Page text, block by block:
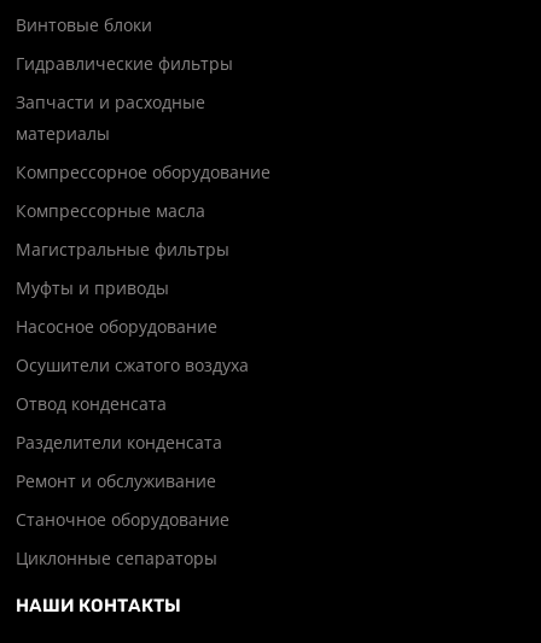
Винтовые блоки
Гидравлические фильтры
Запчасти и расходные
материалы
Компрессорное оборудование
Компрессорные масла
Магистральные фильтры
Муфты и приводы
Насосное оборудование
Осушители сжатого воздуха
Отвод конденсата
Разделители конденсата
Ремонт и обслуживание
Станочное оборудование
Циклонные сепараторы
НАШИ КОНТАКТЫ